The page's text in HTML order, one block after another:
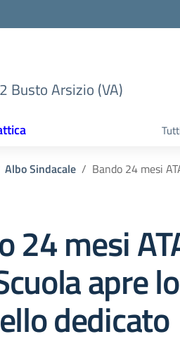
Busto Arsizio (VA)
Albo Sindacale Bando 24 mesi
24 mesi
apre lo
dedicato